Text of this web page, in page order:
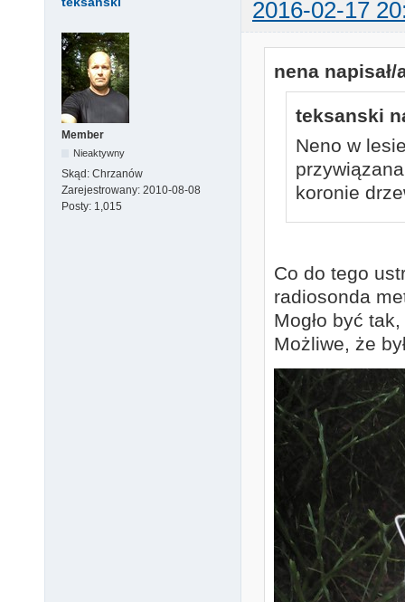
2016-02-17
Member
Nieaktywny
Skąd: Chrzanów
Zarejestrowany: 2010-08-08
Posty: 1,015
nena napisał/
teksanski
Neno w
koronie
Co do tego
radiosonda
Mogło być
Możliwe, że